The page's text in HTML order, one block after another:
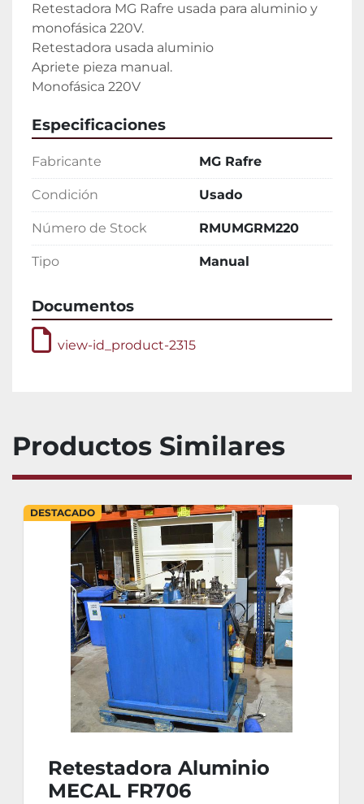
Retestadora MG Rafre usada para aluminio y
monofásica 220V.
Retestadora usada aluminio
Apriete pieza manual.
Monofásica 220V
Especificaciones
Fabricante MG Rafre
Condición Usado
Número de Stock RMUMGRM220
Tipo Manual
Documentos
view-id_product-2315
Productos Similares
DESTACADO
Retestadora Aluminio
MECAL FR706